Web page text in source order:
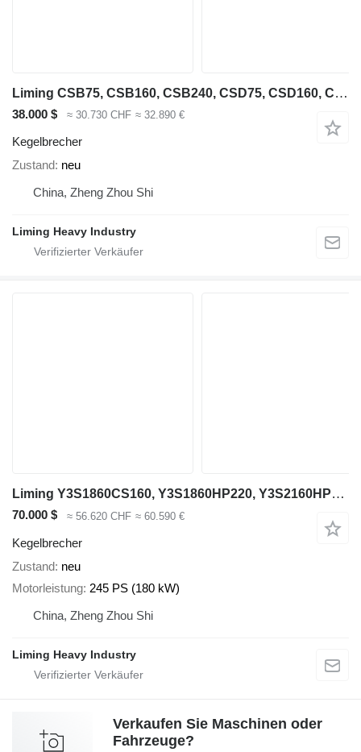
Liming CSB75, CSB160, CSB240, CSD75, CSD160, CSD240
38.000 $ ≈ 30.730 CHF ≈ 32.890 €
Kegelbrecher
Zustand
neu
China, Zheng Zhou Shi
Liming Heavy Industry
Liming Y3S1860CS160, Y3S1860HP220, Y3S2160HP220
70.000 $ ≈ 56.620 CHF ≈ 60.590 €
Kegelbrecher
Zustand neu
Motorleistung 245 PS (180 kW)
China, Zheng Zhou Shi
Liming Heavy Industry
Verkaufen Sie Maschinen oder
Fahrzeuge?